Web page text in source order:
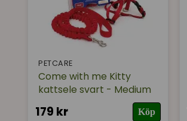
PETCARE
Come with me Kitty
kattsele svart - Medium
179 kr Köp